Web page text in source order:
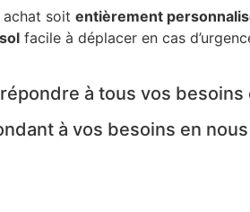
soit entièrement
facile à déplacer en cas
à tous vos
à vos besoins en